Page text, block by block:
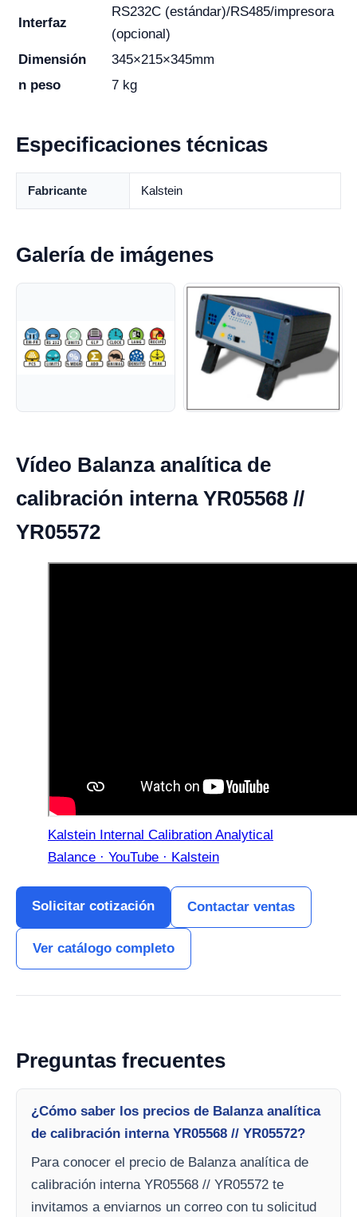
Interfaz
RS232C (estándar)/RS485/impresora
(opcional)
Dimensión
345×215×345mm
n peso
7 kg
Especificaciones técnicas
Fabricante Kalstein
Galería de imágenes
Vídeo Balanza analítica de
calibración interna YR05568 //
YR05572
Kalstein Internal Calibration Analytical
Balance · YouTube · Kalstein
Solicitar cotización Contactar ventas
Ver catálogo completo
Preguntas frecuentes
¿Cómo saber los precios de Balanza analítica
de calibración interna YR05568 // YR05572?
Para conocer el precio de Balanza analítica de
calibración interna YR05568 // YR05572 te
invitamos a enviarnos un correo con tu solicitud